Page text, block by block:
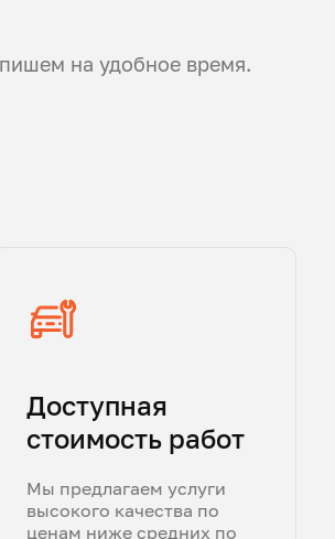
на удобное время.
Доступная
стоимость работ
Мы предлагаем услуги
высокого качества по
ценам ниже средних по